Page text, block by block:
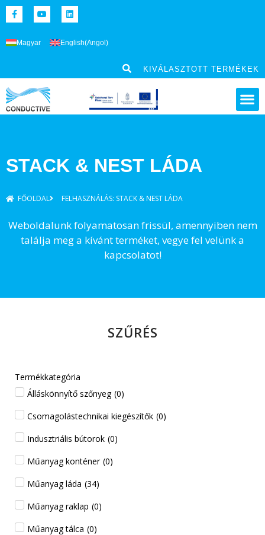
Magyar English(Angol )
KIVÁLASZTOTT TERMÉKEK
STACK & NEST LÁDA
FŐOLDAL FELHASZNÁLÁS: STACK & NEST LÁDA
Weboldalunk folyamatosan frissül, amennyiben nem
találja meg a kívánt terméket, vegye fel velünk a
kapcsolatot!​
SZŰRÉS
Termékkategória
Álláskönnyítő szőnyeg (0)
Csomagolástechnikai kiegészítők (0)
Indusztriális bútorok (0)
Műanyag konténer (0)
Műanyag láda (34)
Műanyag raklap (0)
Műanyag tálca (0)